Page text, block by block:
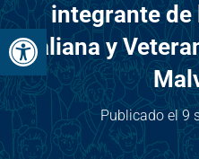
Abrir barra de
integrante
Italiana y
Publicado el9